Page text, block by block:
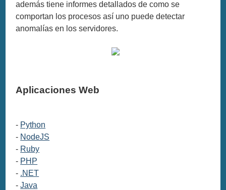
además tiene informes detallados de como se
comportan los procesos así uno puede detectar
anomalías en los servidores.
Aplicaciones Web
- Python
- NodeJS
- Ruby
- PHP
- .NET
-Java